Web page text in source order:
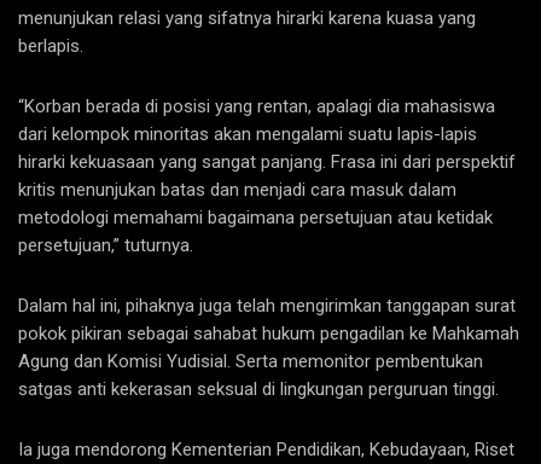
menunjukan relasi yang sifatnya hirarki karena kuasa yang
berlapis.
“Korban berada di posisi yang rentan, apalagi dia mahasiswa
dari kelompok minoritas akan mengalami suatu lapis-lapis
hirarki kekuasaan yang sangat panjang. Frasa ini dari perspektif
kritis menunjukan batas dan menjadi cara masuk dalam
metodologi memahami bagaimana persetujuan atau ketidak
persetujuan,” tuturnya.
Dalam hal ini, pihaknya juga telah mengirimkan tanggapan surat
pokok pikiran sebagai sahabat hukum pengadilan ke Mahkamah
Agung dan Komisi Yudisial. Serta memonitor pembentukan
satgas anti kekerasan seksual di lingkungan perguruan tinggi.
Ia juga mendorong Kementerian Pendidikan, Kebudayaan, Riset